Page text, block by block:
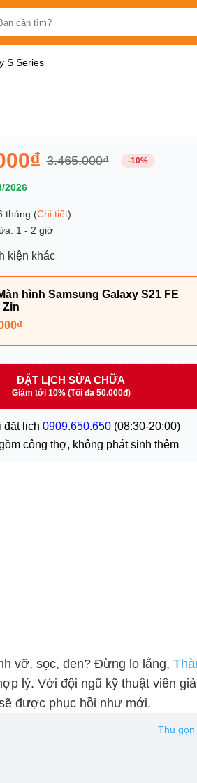
S Series
3.465.000₫ -10%
2026
tháng (Chi tiết)
1 - 2 giờ
kiện khác
hình Samsung Galaxy S21 FE
Zin
ĐẶT LỊCH SỬA CHỮA
Giảm tới 10% (Tối đa 50.000đ)
đặt lịch0909.650.650 (08:30-20:00)
công thợ, không phát sinh thêm
vỡ, sọc, đen? Đừng lo lắng,
lý. Với đội ngũ kỹ thuật viên
được phục hồi như mới.
Thu gọn